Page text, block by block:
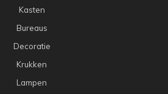
Kasten
Bureaus
Decoratie
Krukken
Lampen